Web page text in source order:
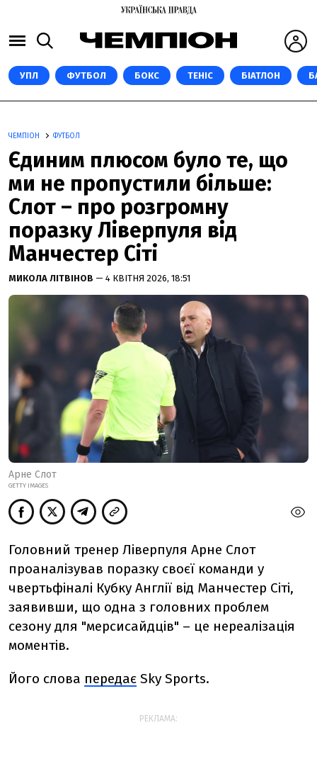
УПЛ ФУТБОЛ БОКС ТЕНІС БІАТЛОН
ЧЕМПІОН ФУТБОЛ
Єдиним плюсом було те, що
ми не пропустили більше:
Слот – про розгромну
поразку Ліверпуля від
Манчестер Сіті
МИКОЛА ЛІТВІНОВ — 4 КВІТНЯ 2026, 18:51
Арне Слот
GETTY IMAGES
Головний тренер Ліверпуля Арне Слот
проаналізував поразку своєї команди у
чвертьфіналі Кубку Англії від Манчестер Сіті,
заявивши, що одна з головних проблем
сезону для "мерсисайдців" – це нереалізація
моментів.
Його слова передає Sky Sports.
РЕКЛАМА: